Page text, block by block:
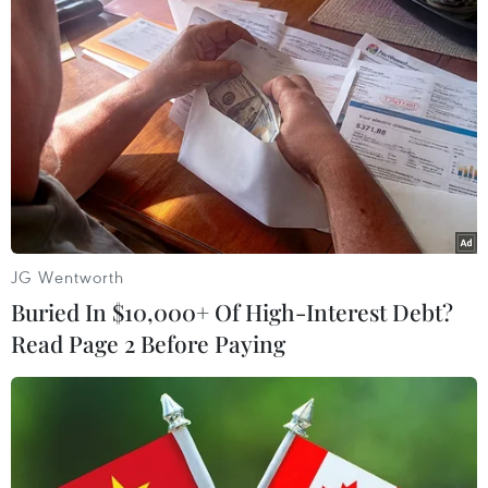
#Thâm hụt thương mại
#Kinh tế Mỹ
#Bộ Thương mại Mỹ
Mỹ
JG Wentworth
Buried In $10,000+ Of High-Interest Debt?
Read Page 2 Before Paying